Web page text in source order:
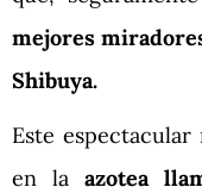
mejores
Shibuya.
Este
en la azotea